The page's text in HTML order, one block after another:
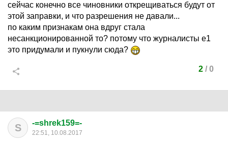
сейчас конечно все чиновники открещиваться будут от
этой заправки, и что разрешения не давали...
по каким признакам она вдруг стала
несанкционированной то? потому что журналисты е1
это придумали и пукнули сюда?
2/ 0
S -=shrek159=-
22:51, 10.08.2017